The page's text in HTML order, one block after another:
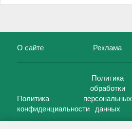
О сайте Реклама
Политика
конфиденциальности
Политика
обработки
персональных
данных